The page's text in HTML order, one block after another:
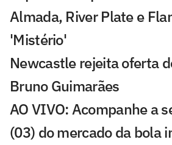
Almada, River Plate e
'Mistério'
Newcastle rejeita oferta
Bruno Guimarães
AO VIVO: Acompanhe a
(03) do mercado da bola